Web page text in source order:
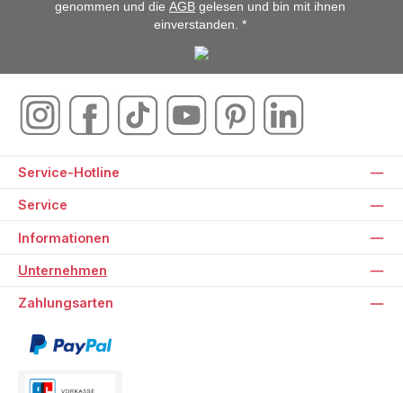
genommen und die AGB gelesen und bin mit ihnen
einverstanden. *
Service-Hotline
Service
Informationen
Unternehmen
Zahlungsarten